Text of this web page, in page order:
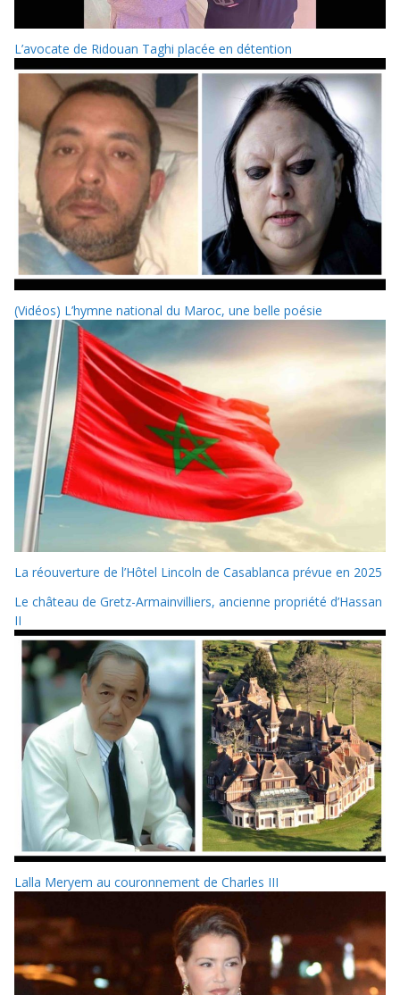
L’avocate de Ridouan Taghi placée en détention
(Vidéos) L’hymne national du Maroc, une belle poésie
La réouverture de l’Hôtel Lincoln de Casablanca prévue en 2025
Le château de Gretz-Armainvilliers, ancienne propriété d’Hassan
II
Lalla Meryem au couronnement de Charles III